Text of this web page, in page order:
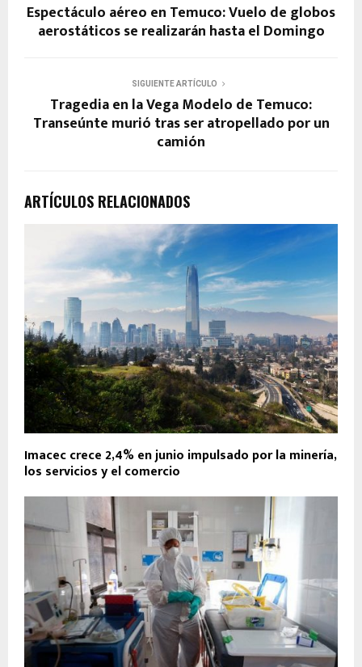
Espectáculo aéreo en Temuco: Vuelo de globos
aerostáticos se realizarán hasta el Domingo
SIGUIENTE ARTÍCULO
Tragedia en la Vega Modelo de Temuco:
Transeúnte murió tras ser atropellado por un
camión
ARTÍCULOS RELACIONADOS
Imacec crece 2,4% en junio impulsado por la minería,
los servicios y el comercio